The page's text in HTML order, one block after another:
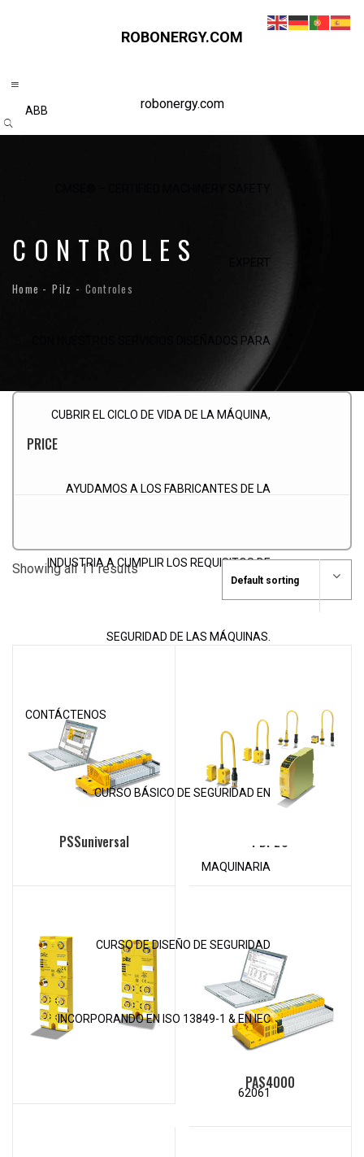
ROBONERGY.COM
ABB
EXPERT
CON NUESTROS SERVICIOS DISEÑADOS PARA
CUBRIR EL CICLO DE VIDA DE LA MÁQUINA,
AYUDAMOS A LOS FABRICANTES DE LA
INDUSTRIA A CUMPLIR LOS REQUISITOS DE
SEGURIDAD DE LAS MÁQUINAS.
CONTÁCTENOS
CURSO BÁSICO DE SEGURIDAD EN
MAQUINARIA
CURSO DE DISEÑO DE SEGURIDAD
INCORPORANDO EN ISO 13849-1 & EN IEC
62061
robonergy.com
CONTROLES
Home Pilz Controles
PRICE
Showing all 11 results
PSSuniversal
PDP20
PAS4000